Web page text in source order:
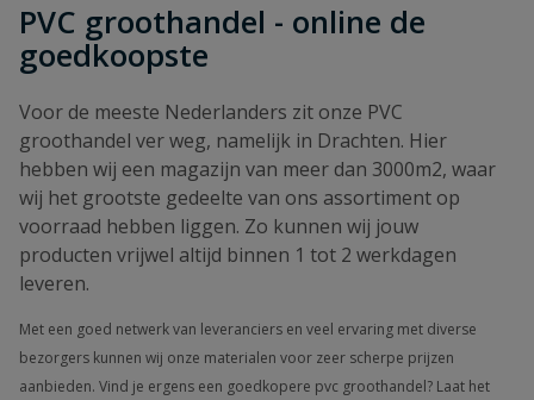
PVC groothandel - online de
goedkoopste
Voor de meeste Nederlanders zit onze PVC
groothandel ver weg, namelijk in Drachten. Hier
hebben wij een magazijn van meer dan 3000m2, waar
wij het grootste gedeelte van ons assortiment op
voorraad hebben liggen. Zo kunnen wij jouw
producten vrijwel altijd binnen 1 tot 2 werkdagen
leveren.
Met een goed netwerk van leveranciers en veel ervaring met diverse
bezorgers kunnen wij onze materialen voor zeer scherpe prijzen
aanbieden. Vind je ergens een goedkopere pvc groothandel? Laat het